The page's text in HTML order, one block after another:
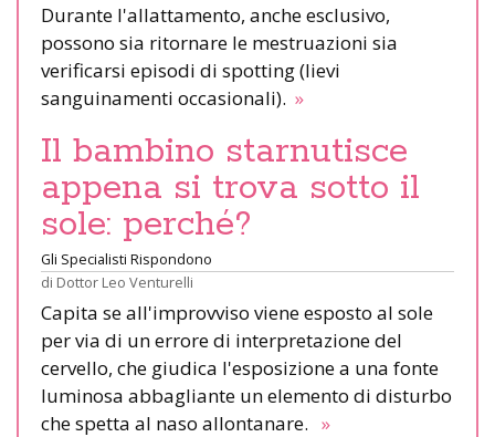
Durante l'allattamento, anche esclusivo,
possono sia ritornare le mestruazioni sia
verificarsi episodi di spotting (lievi
sanguinamenti occasionali). »
Il bambino starnutisce
appena si trova sotto il
sole: perché?
Gli Specialisti Rispondono
di Dottor Leo Venturelli
Capita se all'improvviso viene esposto al sole
per via di un errore di interpretazione del
cervello, che giudica l'esposizione a una fonte
luminosa abbagliante un elemento di disturbo
che spetta al naso allontanare. »